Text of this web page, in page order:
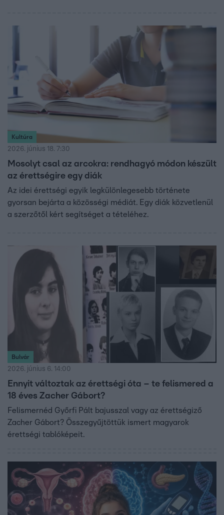
Kultúra
2026. június 18. 7:30
Mosolyt csal az arcokra: rendhagyó módon készült
az érettségire egy diák
Az idei érettségi egyik legkülönlegesebb története
gyorsan bejárta a közösségi médiát. Egy diák közvetlenül
a szerzőtől kért segítséget a tételéhez.
Bulvár
2026. június 6. 14:00
Ennyit változtak az érettségi óta – te felismered a
18 éves Zacher Gábort?
Felismernéd Győrfi Pált bajusszal vagy az érettségiző
Zacher Gábort? Összegyűjtöttük ismert magyarok
érettségi tablóképeit.